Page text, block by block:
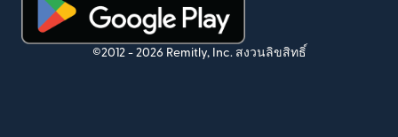
(เปิดในหน้าต่างใหม่)
©2012 - 2026 Remitly, Inc. สงวนลิขสิทธิ์